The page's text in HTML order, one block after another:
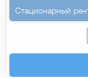
Стационарный